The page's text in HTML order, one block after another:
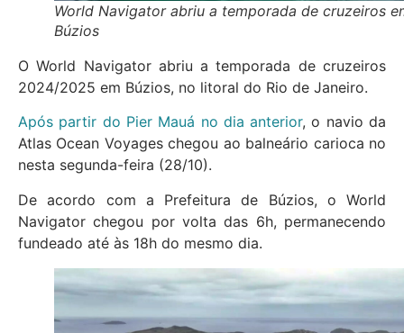
World Navigator abriu a temporada de cruzeiros
Búzios
O World Navigator abriu a temporada de cruzeiros
2024/2025 em Búzios, no litoral do Rio de Janeiro.
Após partir do Pier Mauá no dia anterior, o navio da
Atlas Ocean Voyages chegou ao balneário carioca no
nesta segunda-feira (28/10).
De acordo com a Prefeitura de Búzios, o World
Navigator chegou por volta das 6h, permanecendo
fundeado até às 18h do mesmo dia.